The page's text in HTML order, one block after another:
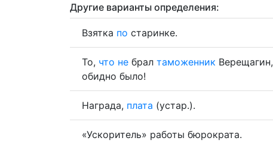
Другие варианты определения:
Взятка по старинке.
То, что не брал таможенник Верещагин,
обидно было!
Награда, плата (устар.).
«Ускоритель» работы бюрократа.